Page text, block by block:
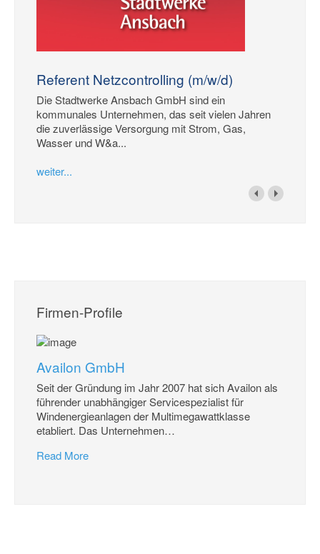
Referent Netzcontrolling (m/w/d)
Die Stadtwerke Ansbach GmbH sind ein
kommunales Unternehmen, das seit vielen Jahren
die zuverlässige Versorgung mit Strom, Gas,
Wasser und W&a...
weiter...
Firmen-Profile
Availon GmbH
Seit der Gründung im Jahr 2007 hat sich Availon als
führender unabhängiger Servicespezialist für
Windenergieanlagen der Multimegawattklasse
etabliert. Das Unternehmen…
Read More